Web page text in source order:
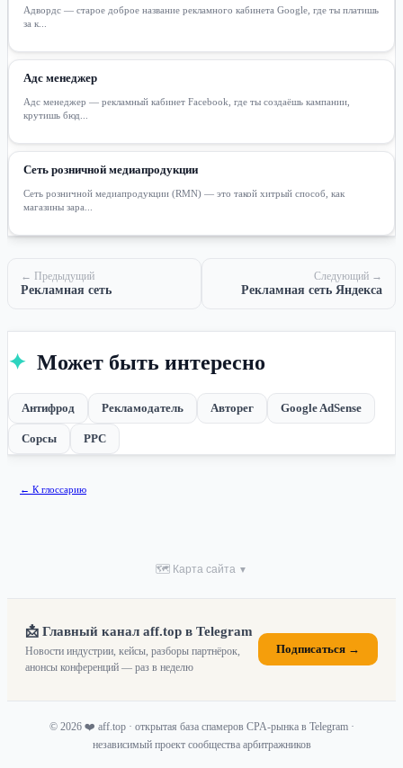
Адвордс — старое доброе название рекламного кабинета Google, где ты платишь
за к...
Адс менеджер
Адс менеджер — рекламный кабинет Facebook, где ты создаёшь кампании,
крутишь бюд...
Сеть розничной медиапродукции
Сеть розничной медиапродукции (RMN) — это такой хитрый способ, как
магазины зара...
← Предыдущий
Рекламная сеть
Следующий →
Рекламная сеть Яндекса
✦ Может быть интересно
Антифрод Рекламодатель Авторег Google AdSense
Сорсы PPC
← К глоссарию
🗺 Карта сайта ▼
📩 Главный канал aff.top в Telegram
Новости индустрии, кейсы, разборы партнёрок,
анонсы конференций — раз в неделю
Подписаться →
© 2026 ❤️ aff.top · открытая база спамеров CPA-рынка в Telegram ·
независимый проект сообщества арбитражников